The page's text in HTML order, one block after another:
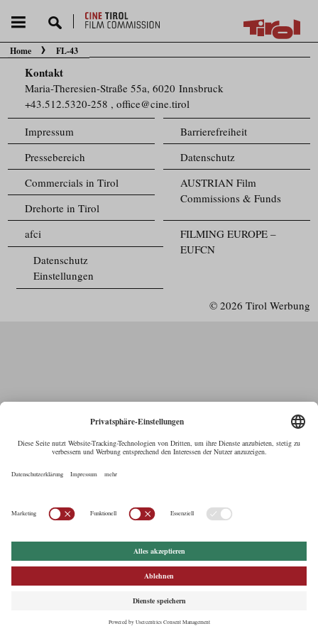
Sie befinden sich hier:
Home FL-43
Kontakt
Maria-Theresien-Straße 55a, 6020 Innsbruck
+43.512.5320-258 ,office@cine.tirol
Impressum
Barrierefreiheit
Pressebereich
Datenschutz
Commercials in Tirol
AUSTRIAN Film
Commissions & Funds
Drehorte in Tirol
FILMING EUROPE –
EUFCN
afci
Datenschutz
Einstellungen
© 2026 Tirol Werbung